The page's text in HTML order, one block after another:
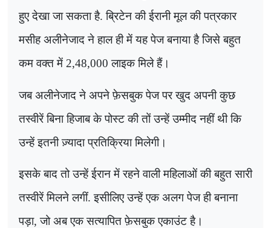
हुए देखा जा सकता है. ब्रिटेन की ईरानी मूल की पत्रकार
मसीह अलीनेजाद ने हाल ही में यह पेज बनाया है जिसे बहुत
कम वक्त में 2,48,000 लाइक मिले हैं।
जब अलीनेजाद ने अपने फ़ेसबुक पेज पर खुद अपनी कुछ
तस्वीरें बिना हिजाब के पोस्ट की तों उन्हें उम्मीद नहीं थी कि
उन्हें इतनी ज़्यादा प्रतिक्रिया मिलेगी।
इसके बाद तो उन्हें ईरान में रहने वाली महिलाओं की बहुत सारी
तस्वीरें मिलने लगीं. इसीलिए उन्हें एक अलग पेज ही बनाना
पड़ा,जो अब एक सत्यापित फ़ेसबुक एकाउंट है।